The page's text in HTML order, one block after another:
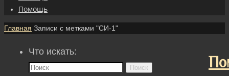
Помощь
Главная Записи с метками "СИ-1"
Что искать:
Поиск